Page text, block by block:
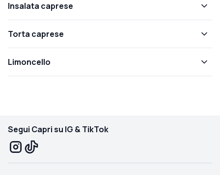
Insalata caprese
Torta caprese
Limoncello
Segui Capri su IG & TikTok